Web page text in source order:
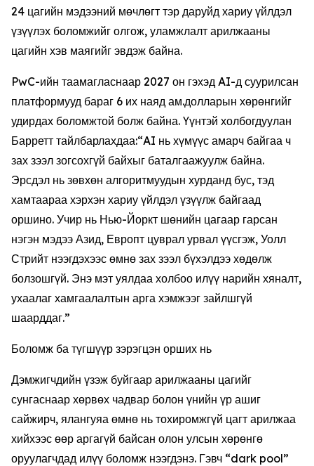
24 цагийн мэдээний мөчлөгт тэр даруйд хариу үйлдэл
үзүүлэх боломжийг олгож, уламжлалт арилжааны
цагийн хэв маягийг эвдэж байна.
PwC-ийн таамагласнаар 2027 он гэхэд AI-д суурилсан
платформууд бараг 6 их наяд ам.долларын хөрөнгийг
удирдах боломжтой болж байна. Үүнтэй холбогдуулан
Барретт тайлбарлахдаа:“AI нь хүмүүс амарч байгаа ч
зах зээл зогсохгүй байхыг баталгаажуулж байна.
Эрсдэл нь зөвхөн алгоритмуудын хурданд бус, тэд
хамтаараа хэрхэн хариу үйлдэл үзүүлж байгаад
оршино. Учир нь Нью-Йоркт шөнийн цагаар гарсан
нэгэн мэдээ Азид, Европт цуврал урвал үүсгэж, Уолл
Стрийт нээгдэхээс өмнө зах зээл бүхэлдээ хөдөлж
болзошгүй. Энэ мэт уялдаа холбоо илүү нарийн хяналт,
ухаалаг хамгаалалтын арга хэмжээг зайлшгүй
шаарддаг.”
Боломж ба түгшүүр зэрэгцэн орших нь
Дэмжигчдийн үзэж буйгаар арилжааны цагийг
сунгаснаар хөрвөх чадвар болон үнийн үр ашиг
сайжирч, ялангуяа өмнө нь тохиромжгүй цагт арилжаа
хийхээс өөр аргагүй байсан олон улсын хөрөнгө
оруулагчдад илүү боломж нээгдэнэ. Гэвч “dark pool”